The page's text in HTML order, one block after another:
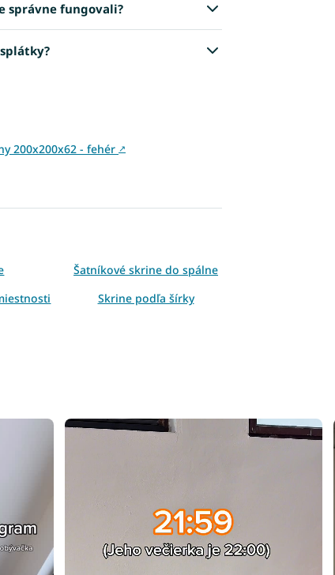
správne fungovali?
200x200x62 - fehér ↗
Šatníkové skrine do spálne
Skrine podľa šírky
posuvnými dverami